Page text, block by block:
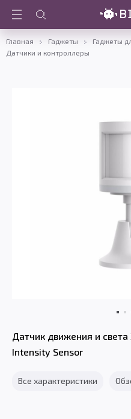
Главная Гаджеты
Гаджеты
Датчики и контроллеры
Датчик движения и
Intensity Sensor
Все характеристики